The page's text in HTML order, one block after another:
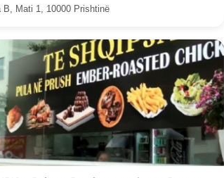
B, Mati 1, 10000 Prishtinë